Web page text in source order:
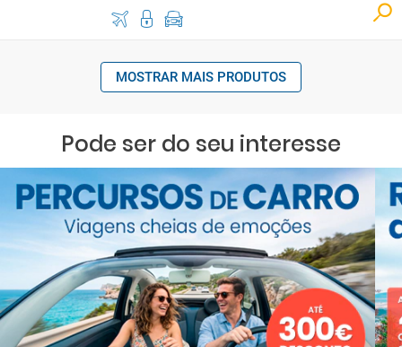
MOSTRAR MAIS PRODUTOS
Pode ser do seu interesse